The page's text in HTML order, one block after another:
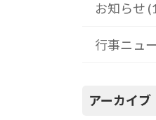
お知らせ
行事ニュ
アーカイブ